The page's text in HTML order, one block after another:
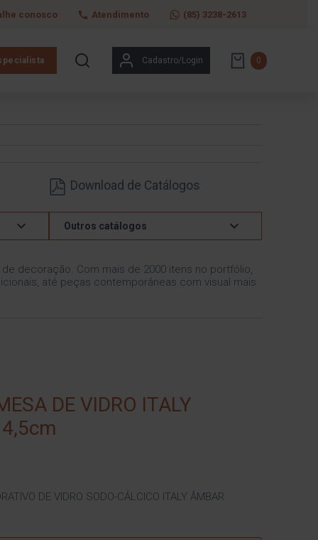
conosco Atendimento (85) 3238-2613
Cadastro/Login 0
Download de Catálogos
Outros catálogos
decoração. Com mais de 2000 itens no portfólio,
até peças contemporâneas com visual mais
DE VIDRO ITALY
DE VIDRO SODO-CÁLCICO ITALY ÂMBAR